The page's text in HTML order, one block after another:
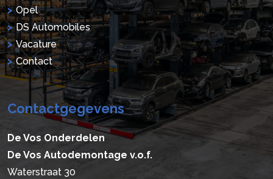
Opel
DS Automobiles
Vacature
Contact
Contactgegevens
De Vos Onderdelen
De Vos Autodemontage v.o.f.
Waterstraat 30